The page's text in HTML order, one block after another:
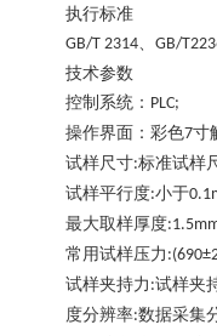
执行标准
GB/T 2314、 GB/
技术参数
控制系统： PLC;
操作界面：彩色7寸
试样尺寸:标准试样
试样平行度:小于
最大取样厚度
常用试样压力
试样夹持力 :试样夹
度分辨率:数据采集